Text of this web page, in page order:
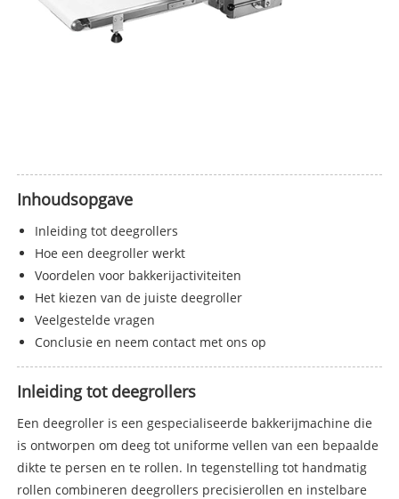
Inhoudsopgave
Inleiding tot deegrollers
Hoe een deegroller werkt
Voordelen voor bakkerijactiviteiten
Het kiezen van de juiste deegroller
Veelgestelde vragen
Conclusie en neem contact met ons op
Inleiding tot deegrollers
Een deegroller is een gespecialiseerde bakkerijmachine die
is ontworpen om deeg tot uniforme vellen van een bepaalde
dikte te persen en te rollen. In tegenstelling tot handmatig
rollen combineren deegrollers precisierollen en instelbare